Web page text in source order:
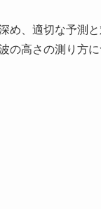
め、適切な予測
の高さの測り方